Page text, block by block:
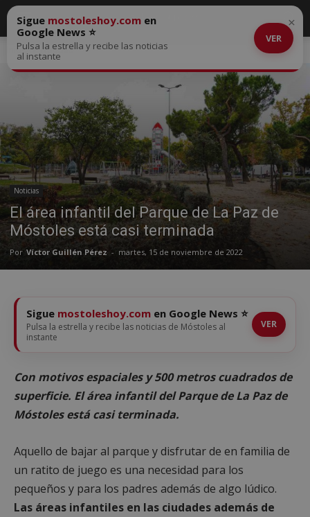
Inicio Noticias
Noticias
El área infantil del Parque de La Paz de
Móstoles está casi terminada
Por Víctor Guillén Pérez - martes, 15 de noviembre de 2022
Sigue mostoleshoy.com en
Google News ⭐
Pulsa la estrella y recibe las noticias
al instante
VER
×
Sigue mostoleshoy.com en Google News ⭐
Pulsa la estrella y recibe las noticias de Móstoles al
instante
VER
Con motivos espaciales y 500 metros cuadrados de
superficie. El área infantil del Parque de La Paz de
Móstoles está casi terminada.
Aquello de bajar al parque y disfrutar de en familia de
un ratito de juego es una necesidad para los
pequeños y para los padres además de algo lúdico.
Las áreas infantiles en las ciudades además de